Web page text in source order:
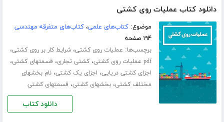
دانلود کتاب عملیات روی کشتی
موضوع:کتاب‌های علمی،کتاب‌های متفرقه مهندسی
۱۹۴ صفحه
برچسب‌ها: عملیات روی کشتی،شرایط کار بر روی کشتی،
pdf عملیات روی کشتی ،کشتی تجاری، قسمتهای کشتی،
اجزای کشتی دریایی، اجزای یک کشتی،نام بخشهای
مختلف کشتی،بخشهای کشتی، قسمتهای کشتی
دانلود کتاب